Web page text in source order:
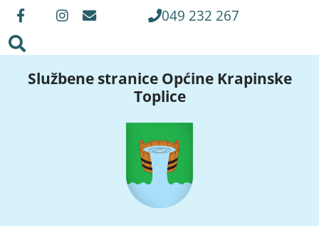
049 232 267
Službene stranice Općine Krapinske
Toplice